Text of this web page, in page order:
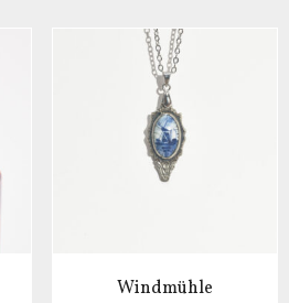
Windmühle